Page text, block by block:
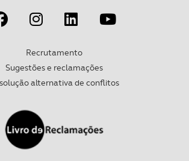
Recrutamento
Sugestões e reclamações
alternativa de conflitos